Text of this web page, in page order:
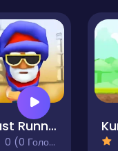
East Runner
0 (0 Голосів)